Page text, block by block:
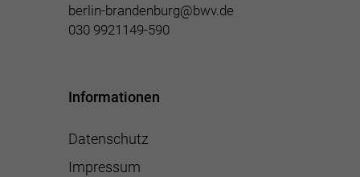
berlin-brandenburg@bwv.de
030 9921149-590
Informationen
Datenschutz
Impressum